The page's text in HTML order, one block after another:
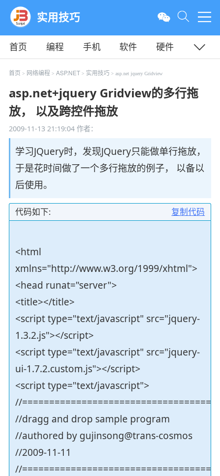
实用技巧
首页 编程 手机 软件
硬件
教程
平面 服务器
首页 > 网络编程 > ASP.NET > 实用技巧 > asp.net jquery Gridview
asp.net+jquery Gridview的多行拖
放， 以及跨控件拖放
2009-11-13 21:19:04作者：
学习JQuery时，发现JQuery只能做单行拖放，
于是花时间做了一个多行拖放的例子， 以备以
后使用。
复制代码
代码如下:
<html
xmlns="http://www.w3.org/1999/xhtml">
<head runat="server">
<title></title>
<script type="text/javascript" src="jquery-
1.3.2.js"></script>
<script type="text/javascript" src="jquery-
ui-1.7.2.custom.js"></script>
<script type="text/javascript">
//===================================
//dragg and drop sample program
//authored by gujinsong@trans-cosmos
//2009-11-11
//===================================